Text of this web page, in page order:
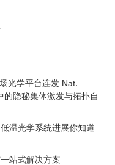
3
光学平台连发 Nat.
隐秘集体激发与拓扑自
温光学系统进展你知道
站式解决方案